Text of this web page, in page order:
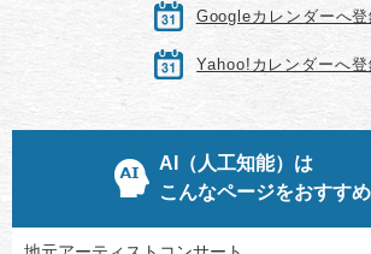
Googleカレンダーへ登
Yahoo!カレンダーへ登
AI（人工知能）は
こんなページをおすす